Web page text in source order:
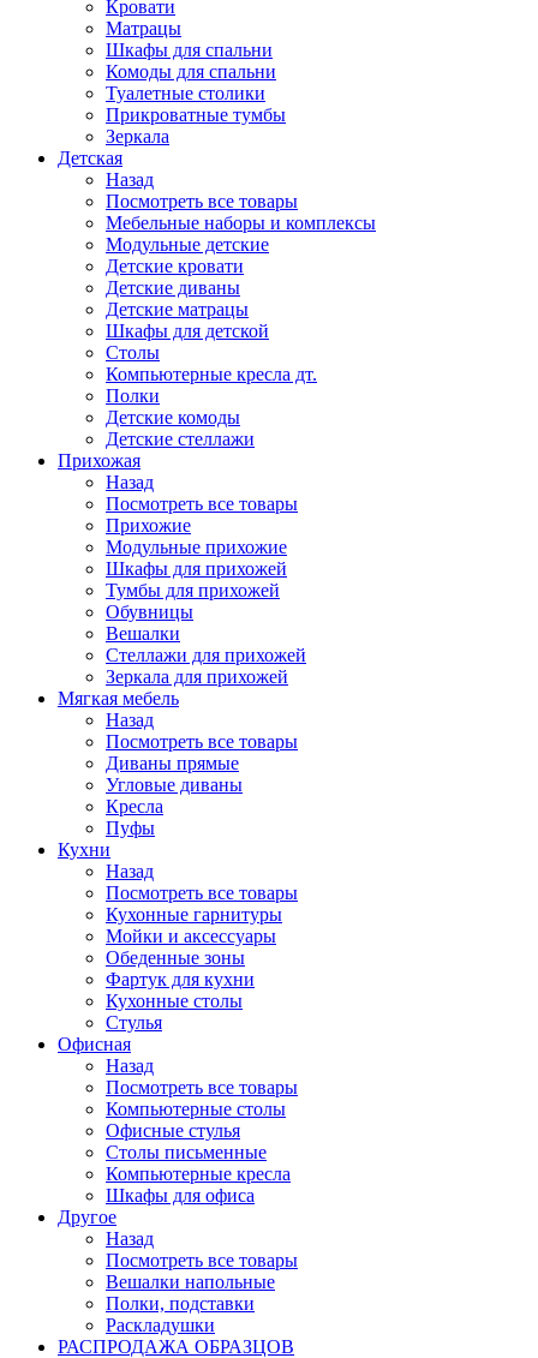
Кровати
Матрацы
Шкафы для спальни
Комоды для спальни
Туалетные столики
Прикроватные тумбы
Зеркала
Детская
Назад
Посмотреть все товары
Мебельные наборы и комплексы
Модульные детские
Детские кровати
Детские диваны
Детские матрацы
Шкафы для детской
Столы
Компьютерные кресла дт.
Полки
Детские комоды
Детские стеллажи
Прихожая
Назад
Посмотреть все товары
Прихожие
Модульные прихожие
Шкафы для прихожей
Тумбы для прихожей
Обувницы
Вешалки
Стеллажи для прихожей
Зеркала для прихожей
Мягкая мебель
Назад
Посмотреть все товары
Диваны прямые
Угловые диваны
Кресла
Пуфы
Кухни
Назад
Посмотреть все товары
Кухонные гарнитуры
Мойки и аксессуары
Обеденные зоны
Фартук для кухни
Кухонные столы
Стулья
Офисная
Назад
Посмотреть все товары
Компьютерные столы
Офисные стулья
Столы письменные
Компьютерные кресла
Шкафы для офиса
Другое
Назад
Посмотреть все товары
Вешалки напольные
Полки, подставки
Раскладушки
РАСПРОДАЖА ОБРАЗЦОВ